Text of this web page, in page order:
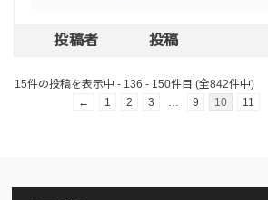
投稿者 投稿
15件の投稿を表示中 - 136 - 150件目 (全842件中)
←
1 2 3 9 10 11